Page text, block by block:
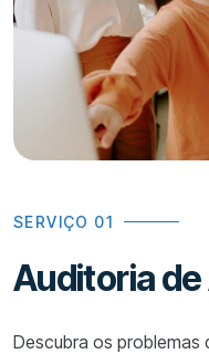
SERVIÇO 01
Auditoria
Descubra os problemas